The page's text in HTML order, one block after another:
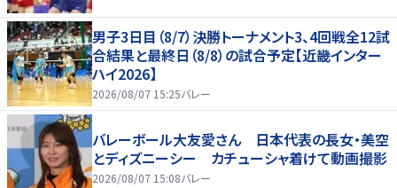
男子3日目（8/7）決勝トーナメント3、4回戦全12試
合結果と最終日（8/8）の試合予定【近畿インター
ハイ2026】
2026/08/07 15:25バレー
バレーボール大友愛さん 日本代表の長女・美空
とディズニーシー カチューシャ着けて動画撮影
2026/08/07 15:08バレー